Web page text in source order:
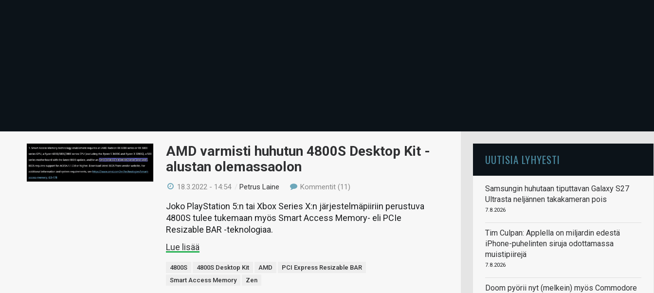
AMD varmisti huhutun 4800S Desktop Kit -
alustan olemassaolon
18.3.2022 - 14:54 /Petrus Laine Kommentit (11)
Joko PlayStation 5:n tai Xbox Series X:n järjestelmäpiiriin perustuva
4800S tulee tukemaan myös Smart Access Memory- eli PCIe
Resizable BAR -teknologiaa.
Lue lisää
4800S 4800S Desktop Kit AMD
PCI Express Resizable BAR
Smart Access Memory
Zen
UUTISIA LYHYESTI
Samsungin huhutaan tiputtavan Galaxy S27
Ultrasta neljännen takakameran pois
7.8.2026
Tim Culpan: Applella on miljardin edestä
iPhone-puhelinten siruja odottamassa
muistipiirejä
7.8.2026
Doom pyörii nyt (melkein) myös Commodore